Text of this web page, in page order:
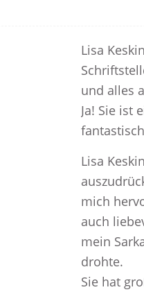
Lisa
und alles
Ja! Sie ist
Lisa
mich
auch
mein
drohte.
Sie hat